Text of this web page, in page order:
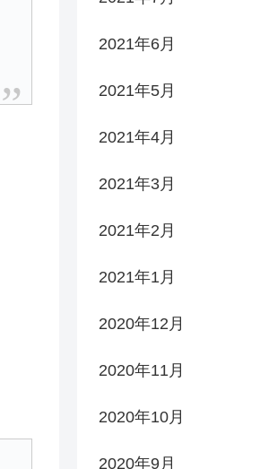
2021年6月
2021年5月
2021年4月
2021年3月
2021年2月
2021年1月
2020年12月
2020年11月
2020年10月
2020年9月